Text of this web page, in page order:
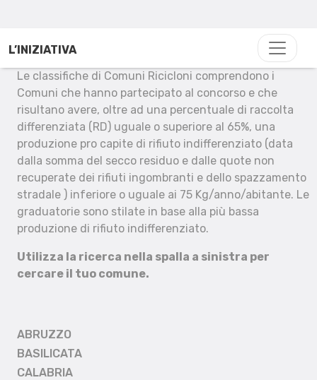
L’INIZIATIVA
Le classifiche di Comuni Ricicloni comprendono i
Comuni che hanno partecipato al concorso e che
risultano avere, oltre ad una percentuale di raccolta
differenziata (RD) uguale o superiore al 65%, una
produzione pro capite di rifiuto indifferenziato (data
dalla somma del secco residuo e dalle quote non
recuperate dei rifiuti ingombranti e dello spazzamento
stradale ) inferiore o uguale ai 75 Kg/anno/abitante. Le
graduatorie sono stilate in base alla più bassa
produzione di rifiuto indifferenziato.
Utilizza la ricerca nella spalla a sinistra per
cercare il tuo comune.
ABRUZZO
BASILICATA
CALABRIA